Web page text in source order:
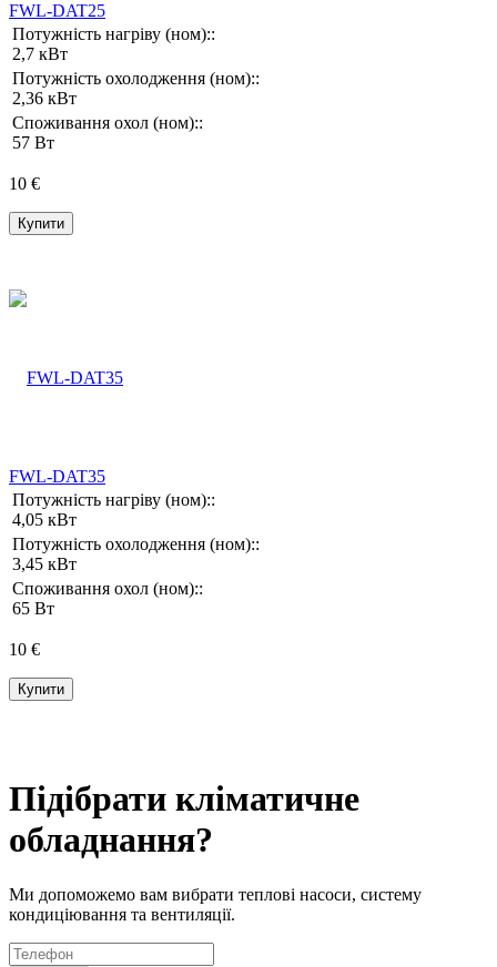
FWL-DAT25
Потужність нагріву (ном)::
2,7 кВт
Потужність охолодження (ном)::
2,36 кВт
Споживання охол (ном)::
57 Вт
10 €
Купити
FWL-DAT35
Потужність нагріву (ном)::
4,05 кВт
Потужність охолодження (ном)::
3,45 кВт
Споживання охол (ном)::
65 Вт
10 €
Купити
Підібрати кліматичне
обладнання?
Ми допоможемо вам вибрати теплові насоси, систему
кондиціювання та вентиляції.